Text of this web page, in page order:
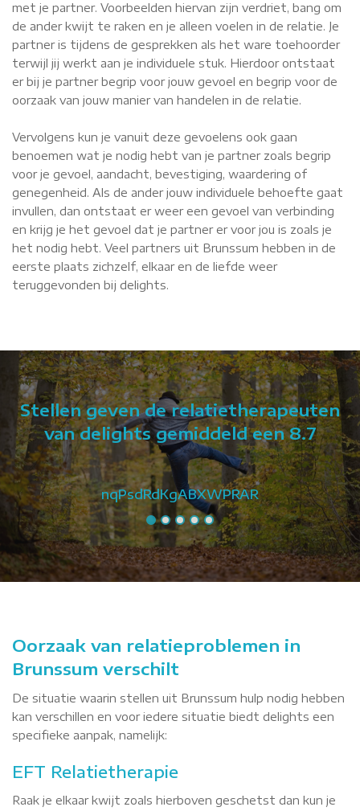
met je partner. Voorbeelden hiervan zijn verdriet, bang om
de ander kwijt te raken en je alleen voelen in de relatie. Je
partner is tijdens de gesprekken als het ware toehoorder
terwijl jij werkt aan je individuele stuk. Hierdoor ontstaat
er bij je partner begrip voor jouw gevoel en begrip voor de
oorzaak van jouw manier van handelen in de relatie.
Vervolgens kun je vanuit deze gevoelens ook gaan
benoemen wat je nodig hebt van je partner zoals begrip
voor je gevoel, aandacht, bevestiging, waardering of
genegenheid. Als de ander jouw individuele behoefte gaat
invullen, dan ontstaat er weer een gevoel van verbinding
en krijg je het gevoel dat je partner er voor jou is zoals je
het nodig hebt. Veel partners uit Brunssum hebben in de
eerste plaats zichzelf, elkaar en de liefde weer
teruggevonden bij delights.
Stellen geven de relatietherapeuten
van delights gemiddeld een 8.7
nqPsdRdKgABXWPRAR
Oorzaak van relatieproblemen in
Brunssum verschilt
De situatie waarin stellen uit Brunssum hulp nodig hebben
kan verschillen en voor iedere situatie biedt delights een
specifieke aanpak, namelijk:
EFT Relatietherapie
Raak je elkaar kwijt zoals hierboven geschetst dan kun je